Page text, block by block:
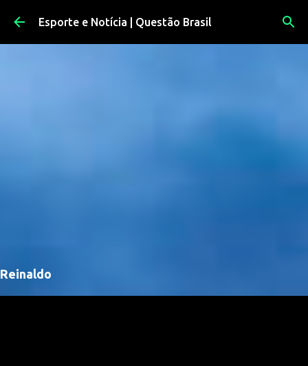
Pular para o conteúdo principal
Esporte e Notícia | Questão Brasil
Reinaldo